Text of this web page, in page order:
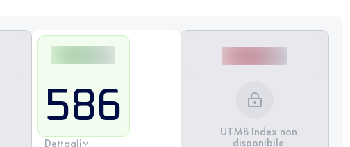
586
Dettagli
UTMB Index non
disponibile